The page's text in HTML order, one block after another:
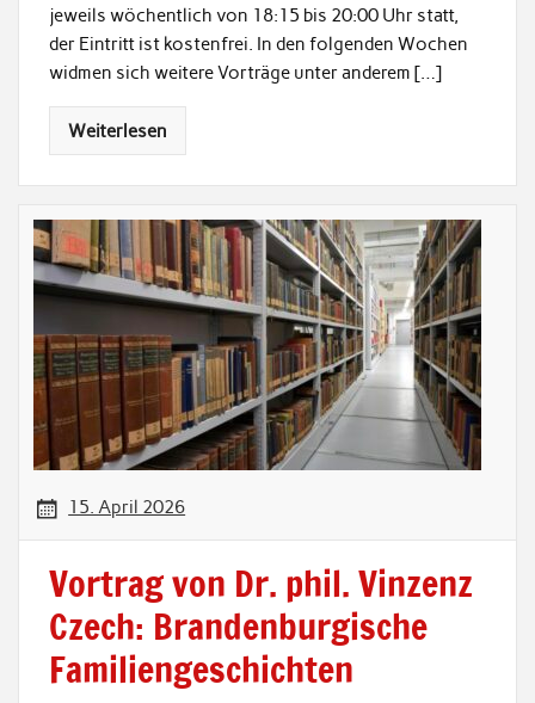
jeweils wöchentlich von 18:15 bis 20:00 Uhr statt,
der Eintritt ist kostenfrei. In den folgenden Wochen
widmen sich weitere Vorträge unter anderem […]
Weiterlesen
15. April 2026
Vortrag von Dr. phil. Vinzenz
Czech: Brandenburgische
Familiengeschichten